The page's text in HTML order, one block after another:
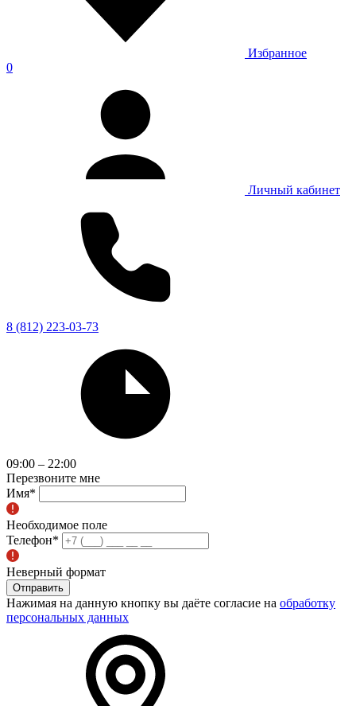
Избранное
0
Личный кабинет
8 (812) 223-03-73
09:00 – 22:00
Перезвоните мне
Имя*
Необходимое поле
Телефон*
Неверный формат
Отправить
Нажимая на данную кнопку вы даёте согласие на обработку
персональных данных